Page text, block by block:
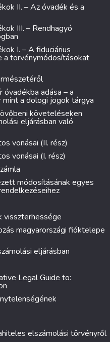
II. – Az óvadék és a
III. – Rendhagyó
I. – A fiduciárius
törvénymódosításokat
adása – a
a dologi jogok tárgya
követeléseken
eljárásban való
vonásai (II. rész)
vonásai (I. rész)
módosításának egyes
visszterhessége
magyarországi fióktelepe
eljárásban
Legal Guide to:
elszámolási törvényről